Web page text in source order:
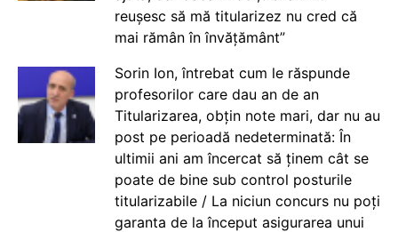
reușesc să mă titularizez nu cred că
mai rămân în învățământ”
Sorin Ion, întrebat cum le răspunde
profesorilor care dau an de an
Titularizarea, obțin note mari, dar nu au
post pe perioadă nedeterminată: În
ultimii ani am încercat să ținem cât se
poate de bine sub control posturile
titularizabile / La niciun concurs nu poți
garanta de la început asigurarea unui